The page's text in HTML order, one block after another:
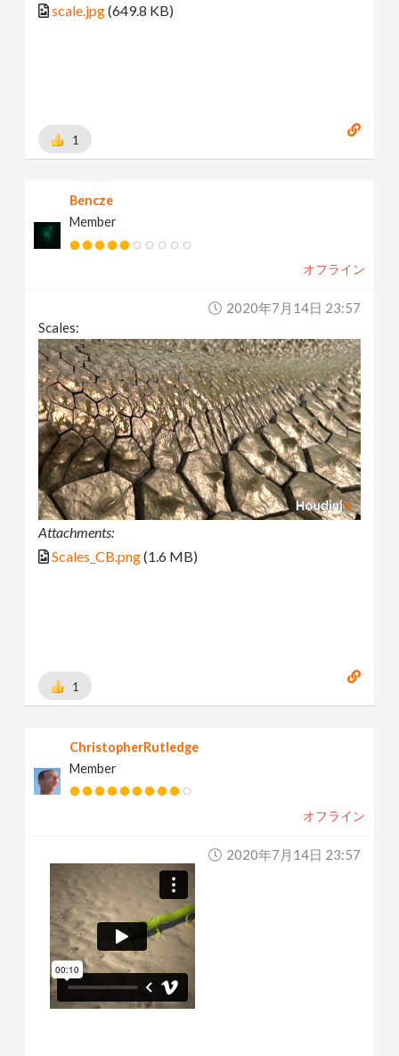
scale.jpg(649.8 KB)
1
Bencze
Member
オフライン
2020年7月14日 23:57
Scales:
Attachments:
Scales_CB.png(1.6 MB)
1
ChristopherRutledge
Member
オフライン
2020年7月14日 23:57